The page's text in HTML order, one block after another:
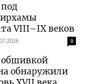
VIII–IX веков
0
обшивкой
обнаружили